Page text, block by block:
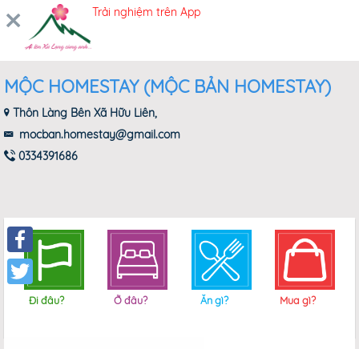
Facebook
Twitter
MỘC HOMESTAY (MỘC BẢN HOMESTAY)
Thôn Làng Bên Xã Hữu Liên,
mocban.homestay@gmail.com
0334391686
Đi đâu? Ở đâu? Ăn gì? Mua gì?
Trải nghiệm trên App